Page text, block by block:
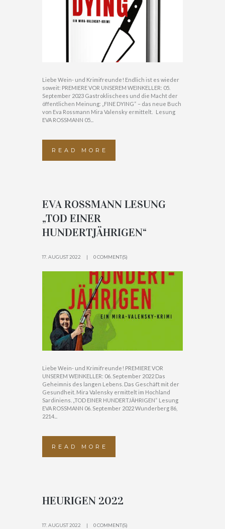
Liebe Wein- und Krimifreunde! Endlich ist es wieder
soweit: PREMIERE VOR UNSEREM WEINKELLER: 05.
September 2023 Gastroklischees und die Macht der
öffentlichen Meinung: „FINE DYING“ – das neue Buch
von Eva Rossmann Mira Valensky ermittelt. Lesung
EVA ROSSMANN 05...
READ MORE
EVA ROSSMANN LESUNG
„TOD EINER
HUNDERTJÄHRIGEN“
17. AUGUST 2022 0 COMMENT(S)
Liebe Wein- und Krimifreunde! PREMIERE VOR
UNSEREM WEINKELLER: 06. September 2022 Das
Geheimnis des langen Lebens. Das Geschäft mit der
Gesundheit. Mira Valensky ermittelt im Hochland
Sardiniens. „TOD EINER HUNDERTJÄHRIGEN“ Lesung
EVA ROSSMANN 06. September 2022 Wunderberg 86,
2214...
READ MORE
HEURIGEN 2022
17. AUGUST 2022 0 COMMENT(S)